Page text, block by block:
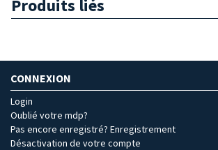
Produits liés
CONNEXION
Login
Oublié votre mdp?
Pas encore enregistré? Enregistrement
Désactivation de votre compte